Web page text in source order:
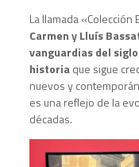
La llamada
Carmen y Lluís
vanguardias del siglo
historiaque sigue
nuevos y
es una reflejo de la
décadas.